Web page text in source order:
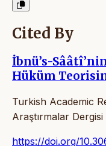
Cited By
İbnü’s-
Hüküm
Turkish Academic
Araştırmalar Dergisi
https://doi.org/